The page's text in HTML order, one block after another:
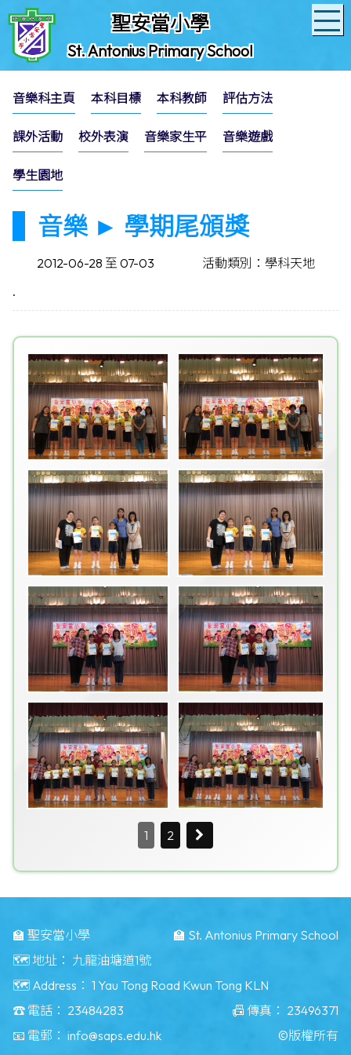
聖安當小學
St. Antonius Primary School
音樂科主頁 本科目標 本科教師 評估方法
課外活動 校外表演 音樂家生平 音樂遊戲
學生園地
音樂 ► 學期尾頒獎
2012-06-28 至 07-03
活動類別：學科天地
.
1 2
🏫 聖安當小學
🏫 St. Antonius Primary School
🗺️ 地址： 九龍油塘道1號
🗺️ Address： 1 Yau Tong Road Kwun Tong KLN
☎️ 電話： 23484283 📠 傳真： 23496371
📧 電郵： info@saps.edu.hk ©版權所有